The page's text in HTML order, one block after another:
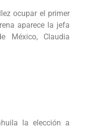
ocupar el primer
aparece la jefa
México, Claudia
la elección a